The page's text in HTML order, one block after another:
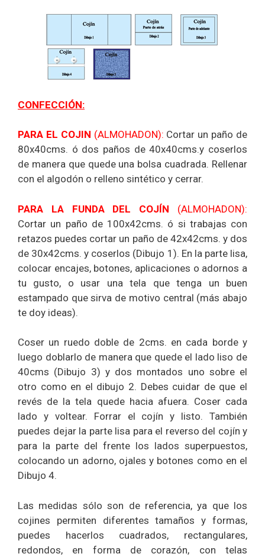
CONFECCIÓN:
PARA EL COJIN (ALMOHADON): Cortar un paño de
80x40cms. ó dos paños de 40x40cms.y coserlos
de manera que quede una bolsa cuadrada. Rellenar
con el algodón o relleno sintético y cerrar.
PARA LA FUNDA DEL COJÍN (ALMOHADON):
Cortar un paño de 100x42cms. ó si trabajas con
retazos puedes cortar un paño de 42x42cms. y dos
de 30x42cms. y coserlos (Dibujo 1). En la parte lisa,
colocar encajes, botones, aplicaciones o adornos a
tu gusto, o usar una tela que tenga un buen
estampado que sirva de motivo central (más abajo
te doy ideas).
Coser un ruedo doble de 2cms. en cada borde y
luego doblarlo de manera que quede el lado liso de
40cms (Dibujo 3) y dos montados uno sobre el
otro como en el dibujo 2. Debes cuidar de que el
revés de la tela quede hacia afuera. Coser cada
lado y voltear. Forrar el cojín y listo. También
puedes dejar la parte lisa para el reverso del cojín y
para la parte del frente los lados superpuestos,
colocando un adorno, ojales y botones como en el
Dibujo 4.
Las medidas sólo son de referencia, ya que los
cojines permiten diferentes tamaños y formas,
puedes hacerlos cuadrados, rectangulares,
redondos, en forma de corazón, con telas